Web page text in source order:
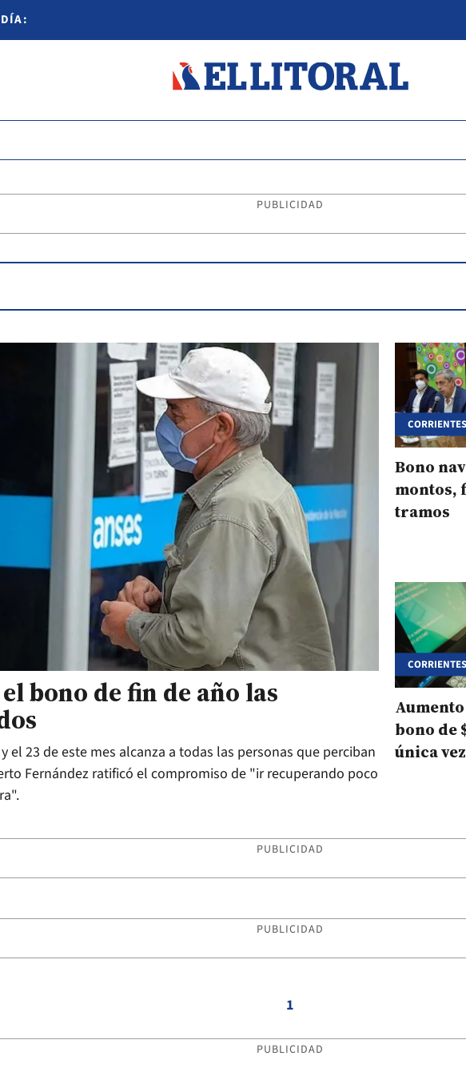
PUBLICIDAD
bono de fin de año las
el 23 de este mes alcanza a todas las personas que perciban
Fernández ratificó el compromiso de "ir recuperando poco
CORRIENTES
Bono
montos,
tramos
CORRIENTES
bono de
única vez
PUBLICIDAD
PUBLICIDAD
1
PUBLICIDAD